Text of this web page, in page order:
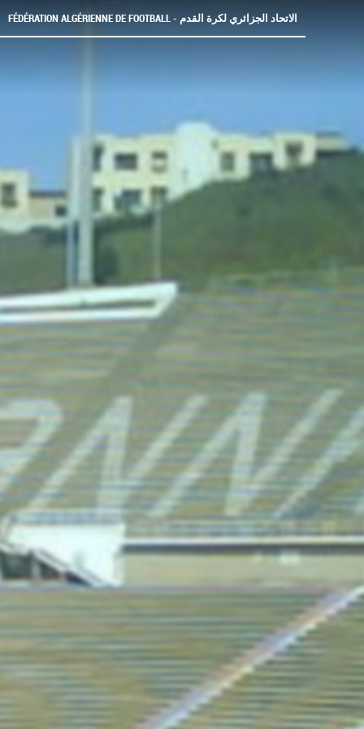
FÉDÉRATION ALGÉRIENNE DE FOOTBALL - الاتحاد الجزائري لكرة القدم